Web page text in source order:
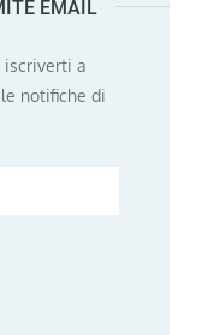
EMAIL
iscriverti a
notifiche di